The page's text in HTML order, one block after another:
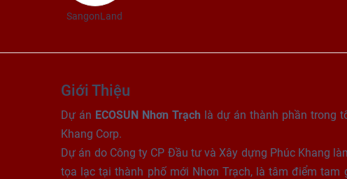
SangonLand
Giới Thiệu
Dự án ECOSUN Nhơn Trạch là dự án thành phần trong
Khang Corp.
Dự án do Công ty CP Đầu tư và Xây dựng Phúc Khang
tọa lạc tại thành phố mới Nhơn Trạch, là tâm điểm
097 118 8989
(nhấn để gọi)